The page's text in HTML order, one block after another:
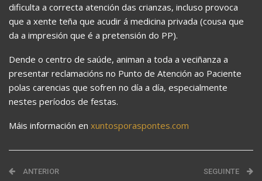
dificulta a correcta atención das crianzas, incluso provoca
que a xente teña que acudir á medicina privada (cousa que
da a impresión que é a pretensión do PP).
Dende o centro de saúde, animan a toda a veciñanza a
presentar reclamacións no Punto de Atención ao Paciente
polas carencias que sofren no día a día, especialmente
nestes períodos de festas.
Máis información en xuntosporaspontes.com
ANTERIOR SEGUINTE